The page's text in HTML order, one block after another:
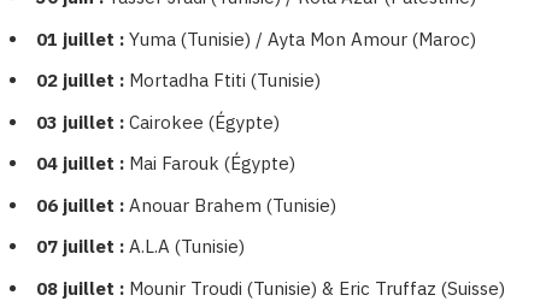
01 juillet : Yuma (Tunisie) / Ayta Mon Amour (Maroc)
02 juillet : Mortadha Ftiti (Tunisie)
03 juillet : Cairokee (Égypte)
04 juillet : Mai Farouk (Égypte)
06 juillet : Anouar Brahem (Tunisie)
07 juillet : A.L.A (Tunisie)
08 juillet : Mounir Troudi (Tunisie) & Eric Truffaz (Suisse)